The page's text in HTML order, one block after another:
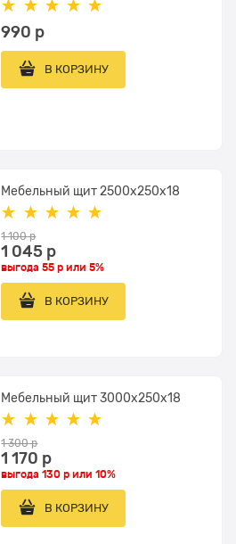
990 р
В КОРЗИНУ
Мебельный щит 2500x250x18
1 100 р
1 045 р
выгода55 р или5%
В КОРЗИНУ
Мебельный щит 3000x250x18
1 300 р
1 170 р
выгода130 р или10%
В КОРЗИНУ